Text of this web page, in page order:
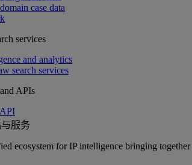
case data
services
and analytics
search services
APIs
服务
ecosystem for IP intelligence bringing